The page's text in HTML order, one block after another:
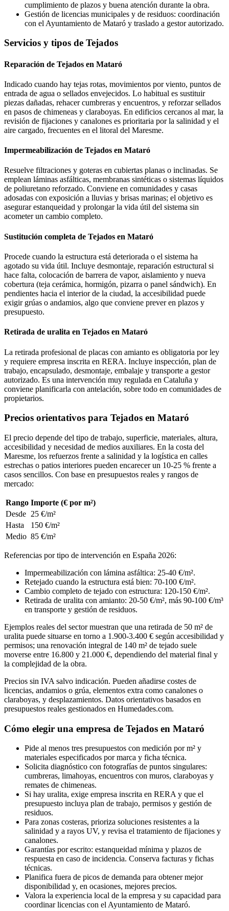
cumplimiento de plazos y buena atención durante la obra.
Gestión de licencias municipales y de residuos: coordinación
con el Ayuntamiento de Mataró y traslado a gestor autorizado.
Servicios y tipos de Tejados
Reparación de Tejados en Mataró
Indicado cuando hay tejas rotas, movimientos por viento, puntos de
entrada de agua o sellados envejecidos. Lo habitual es sustituir
piezas dañadas, rehacer cumbreras y encuentros, y reforzar sellados
en pasos de chimeneas y claraboyas. En edificios cercanos al mar, la
revisión de fijaciones y canalones es prioritaria por la salinidad y el
aire cargado, frecuentes en el litoral del Maresme.
Impermeabilización de Tejados en Mataró
Resuelve filtraciones y goteras en cubiertas planas o inclinadas. Se
emplean láminas asfálticas, membranas sintéticas o sistemas líquidos
de poliuretano reforzado. Conviene en comunidades y casas
adosadas con exposición a lluvias y brisas marinas; el objetivo es
asegurar estanqueidad y prolongar la vida útil del sistema sin
acometer un cambio completo.
Sustitución completa de Tejados en Mataró
Procede cuando la estructura está deteriorada o el sistema ha
agotado su vida útil. Incluye desmontaje, reparación estructural si
hace falta, colocación de barrera de vapor, aislamiento y nueva
cobertura (teja cerámica, hormigón, pizarra o panel sándwich). En
pendientes hacia el interior de la ciudad, la accesibilidad puede
exigir grúas o andamios, algo que conviene prever en plazos y
presupuesto.
Retirada de uralita en Tejados en Mataró
La retirada profesional de placas con amianto es obligatoria por ley
y requiere empresa inscrita en RERA. Incluye inspección, plan de
trabajo, encapsulado, desmontaje, embalaje y transporte a gestor
autorizado. Es una intervención muy regulada en Cataluña y
conviene planificarla con antelación, sobre todo en comunidades de
propietarios.
Precios orientativos para Tejados en Mataró
El precio depende del tipo de trabajo, superficie, materiales, altura,
accesibilidad y necesidad de medios auxiliares. En la costa del
Maresme, los refuerzos frente a salinidad y la logística en calles
estrechas o patios interiores pueden encarecer un 10-25 % frente a
casos sencillos. Con base en presupuestos reales y rangos de
mercado:
Rango Importe (€ por m²)
Desde 25 €/m²
Hasta
150 €/m²
Medio 85 €/m²
Referencias por tipo de intervención en España 2026:
Impermeabilización con lámina asfáltica: 25-40 €/m².
Retejado cuando la estructura está bien: 70-100 €/m².
Cambio completo de tejado con estructura: 120-150 €/m².
Retirada de uralita con amianto: 20-50 €/m², más 90-100 €/m³
en transporte y gestión de residuos.
Ejemplos reales del sector muestran que una retirada de 50 m² de
uralita puede situarse en torno a 1.900-3.400 € según accesibilidad y
permisos; una renovación integral de 140 m² de tejado suele
moverse entre 16.800 y 21.000 €, dependiendo del material final y
la complejidad de la obra.
Precios sin IVA salvo indicación. Pueden añadirse costes de
licencias, andamios o grúa, elementos extra como canalones o
claraboyas, y desplazamientos. Datos orientativos basados en
presupuestos reales gestionados en Humedades.com.
Cómo elegir una empresa de Tejados en Mataró
Pide al menos tres presupuestos con medición por m² y
materiales especificados por marca y ficha técnica.
Solicita diagnóstico con fotografías de puntos singulares:
cumbreras, limahoyas, encuentros con muros, claraboyas y
remates de chimeneas.
Si hay uralita, exige empresa inscrita en RERA y que el
presupuesto incluya plan de trabajo, permisos y gestión de
residuos.
Para zonas costeras, prioriza soluciones resistentes a la
salinidad y a rayos UV, y revisa el tratamiento de fijaciones y
canalones.
Garantías por escrito: estanqueidad mínima y plazos de
respuesta en caso de incidencia. Conserva facturas y fichas
técnicas.
Planifica fuera de picos de demanda para obtener mejor
disponibilidad y, en ocasiones, mejores precios.
Valora la experiencia local de la empresa y su capacidad para
coordinar licencias con el Ayuntamiento de Mataró.